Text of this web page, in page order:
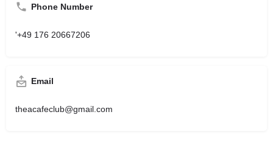
Phone Number
'+49 176 20667206
Email
theacafeclub@gmail.com